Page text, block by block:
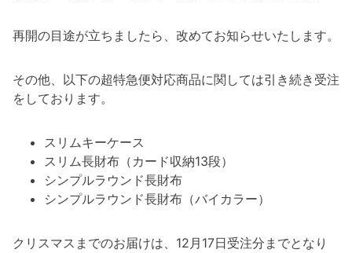
再開の目途が立ちましたら、改めてお知らせいたします。
その他、以下の超特急便対応商品に関しては引き続き受注
をしております。
スリムキーケース
スリム長財布（カード収納13段）
シンプルラウンド長財布
シンプルラウンド長財布（バイカラー）
クリスマスまでのお届けは、12月17日受注分までとなり